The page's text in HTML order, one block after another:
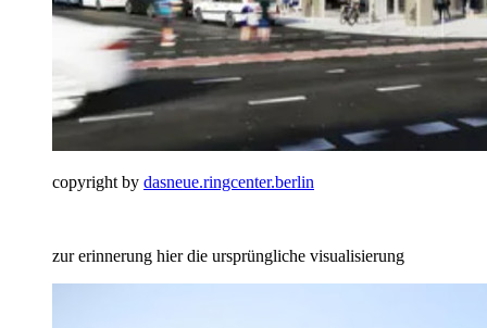
copyright by dasneue.ringcenter.berlin
zur erinnerung hier die ursprüngliche visualisierung